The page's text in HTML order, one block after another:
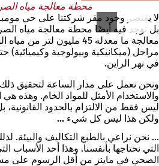
محطة معالجة مياه
لا يقتصر وجود مقر شركتنا على حي
بل توجد فيه أيضًا محطة معالجة مياه
معالجة ما معدله 45 مليون
مراحل (ميكانيكية وبيولوجية
في نهر الراين.
ونحن نعمل على مدار الساعة لتحقيق
والاستخدام الأمثل للمواد الخام. وهذه هي
ليس فقط من الالتزام بالحدود
ولكن هذا ليس كل شيء ...
... نحن نراعي بالطبع التكاليف والبيئة.
التي نحتاجها بأنفسنا. وهذا أحد
الصحي في ماينز من أقل الرسوم على